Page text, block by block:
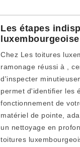
Les étapes
Chez Les toitures
ramonage réussi à ,
d'inspecter
permet d'identifier les
fonctionnement de
matériel de pointe,
un nettoyage en
toitures